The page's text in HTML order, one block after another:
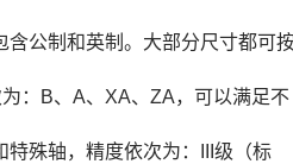
公制和英制。大部分尺寸都可
：B、A、XA、ZA，可以满足不
殊轴，精度依次为：III级（标